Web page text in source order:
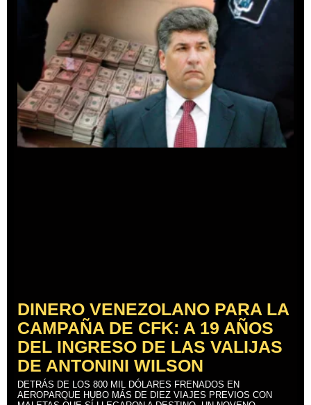
DINERO VENEZOLANO PARA LA
CAMPAÑA DE CFK: A 19 AÑOS
DEL INGRESO DE LAS VALIJAS
DE ANTONINI WILSON
DETRÁS DE LOS 800 MIL DÓLARES FRENADOS EN
AEROPARQUE HUBO MÁS DE DIEZ VIAJES PREVIOS CON